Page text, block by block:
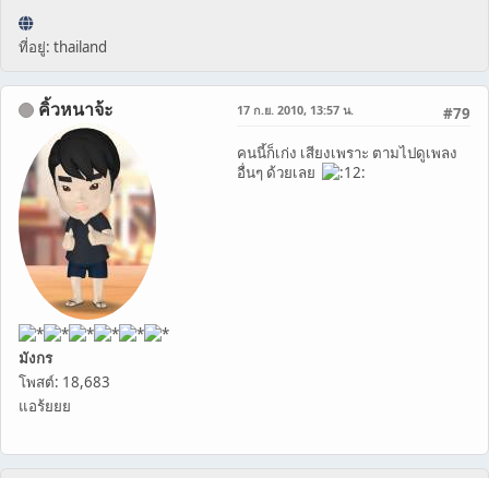
ที่อยู่: thailand
คิ้วหนาจ้ะ
มังกร
โพสต์: 18,683
แอร้ยยย
#79
17 ก.ย. 2010, 13:57 น.
คนนี้ก็เก่ง เสียงเพราะ ตามไปดูเพลง
อื่นๆ ด้วยเลย